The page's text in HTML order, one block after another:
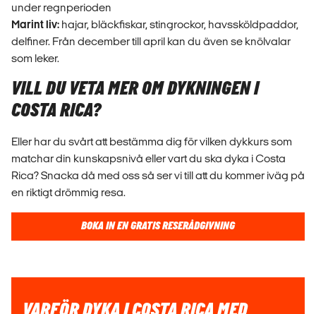
under regnperioden
Marint liv: hajar, bläckfiskar, stingrockor, havssköldpaddor,
delfiner. Från december till april kan du även se knölvalar
som leker.
VILL DU VETA MER OM DYKNINGEN I
COSTA RICA?
Eller har du svårt att bestämma dig för vilken dykkurs som
matchar din kunskapsnivå eller vart du ska dyka i Costa
Rica? Snacka då med oss så ser vi till att du kommer iväg på
en riktigt drömmig resa.
BOKA IN EN GRATIS RESERÅDGIVNING